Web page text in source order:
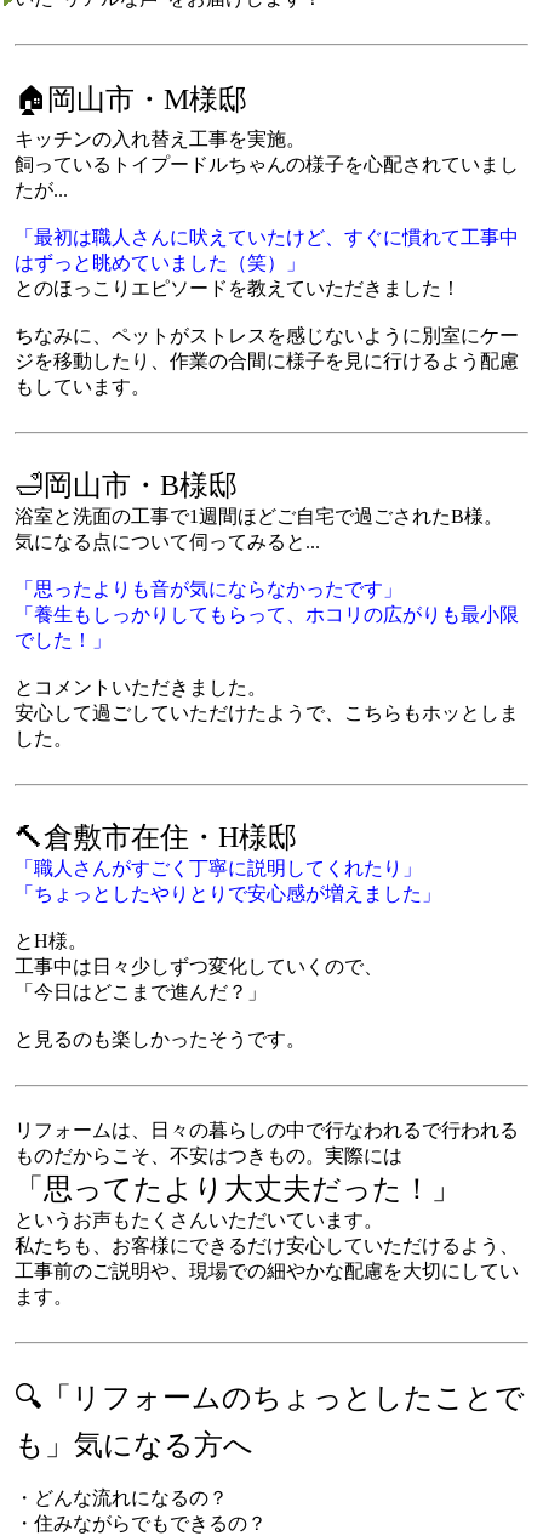
🏠岡山市・M様邸
キッチンの入れ替え工事を実施。
飼っているトイプードルちゃんの様子を心配されていまし
たが...
「最初は職人さんに吠えていたけど、すぐに慣れて工事中
はずっと眺めていました（笑）」
とのほっこりエピソードを教えていただきました！
ちなみに、ペットがストレスを感じないように別室にケー
ジを移動したり、作業の合間に様子を見に行けるよう配慮
もしています。
🛁岡山市・B様邸
浴室と洗面の工事で1週間ほどご自宅で過ごされたB様。
気になる点について伺ってみると...
「思ったよりも音が気にならなかったです」
「養生もしっかりしてもらって、ホコリの広がりも最小限
でした！」
とコメントいただきました。
安心して過ごしていただけたようで、こちらもホッとしま
した。
🔨倉敷市在住・H様邸
「職人さんがすごく丁寧に説明してくれたり」
「ちょっとしたやりとりで安心感が増えました」
とH様。
工事中は日々少しずつ変化していくので、
「今日はどこまで進んだ？」
と見るのも楽しかったそうです。
リフォームは、日々の暮らしの中で行なわれるで行われる
ものだからこそ、不安はつきもの。実際には
「思ってたより大丈夫だった！」
というお声もたくさんいただいています。
私たちも、お客様にできるだけ安心していただけるよう、
工事前のご説明や、現場での細やかな配慮を大切にしてい
ます。
🔍「リフォームのちょっとしたことで
も」気になる方へ
・どんな流れになるの？
・住みながらでもできるの？